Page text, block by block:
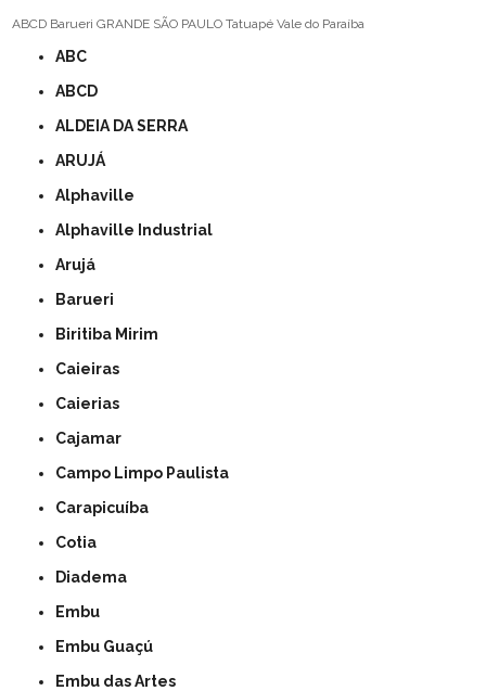
ABCD Barueri GRANDE SÃO PAULO Tatuapé Vale do Paraíba
ABC
ABCD
ALDEIA DA SERRA
ARUJÁ
Alphaville
Alphaville Industrial
Arujá
Barueri
Biritiba Mirim
Caieiras
Caierias
Cajamar
Campo Limpo Paulista
Carapicuíba
Cotia
Diadema
Embu
Embu Guaçú
Embu das Artes